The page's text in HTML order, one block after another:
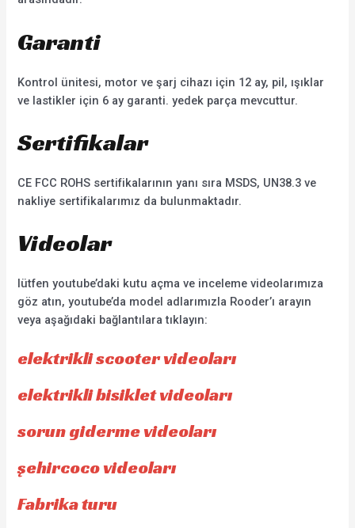
Garanti
Kontrol ünitesi, motor ve şarj cihazı için 12 ay, pil, ışıklar
ve lastikler için 6 ay garanti. yedek parça mevcuttur.
Sertifikalar
CE FCC ROHS sertifikalarının yanı sıra MSDS, UN38.3 ve
nakliye sertifikalarımız da bulunmaktadır.
Videolar
lütfen youtube’daki kutu açma ve inceleme videolarımıza
göz atın, youtube’da model adlarımızla Rooder’ı arayın
veya aşağıdaki bağlantılara tıklayın:
elektrikli scooter videoları
elektrikli bisiklet videoları
sorun giderme videoları
şehircoco videoları
Fabrika turu